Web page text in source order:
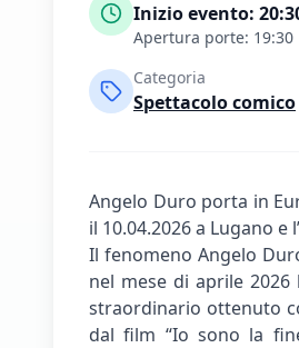
Inizio evento:
Apertura porte: 19:30
Categoria
Spettacolo comico
Angelo Duro porta in
il 10.04.2026 a Lugano e
Il fenomeno Angelo
nel mese di aprile
straordinario ottenuto
dal film “Io sono la